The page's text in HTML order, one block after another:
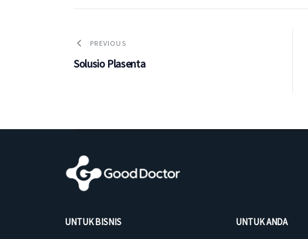
PREVIOUS
Solusio Plasenta
UNTUK BISNIS UNTUK ANDA